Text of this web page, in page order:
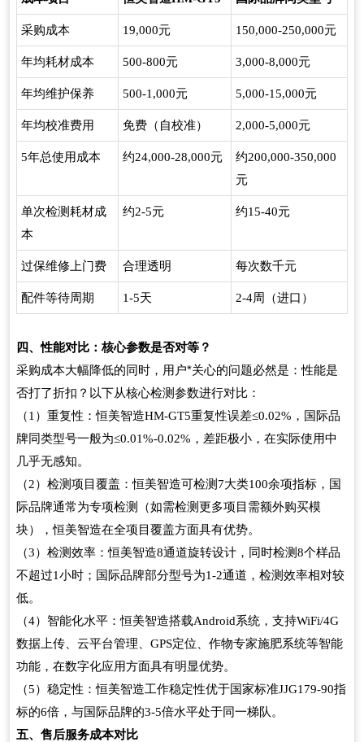
采购成本 19,000元 150,000-250,000元
年均耗材成本 500-800元 3,000-8,000元
年均维护保养 500-1,000元 5,000-15,000元
年均校准费用 免费（自校准） 2,000-5,000元
5年总使用成本 约24,000-28,000元 约200,000-350,000
元
单次检测耗材成
本
约2-5元 约15-40元
过保维修上门费 合理透明 每次数千元
配件等待周期 1-5天 2-4周（进口）
四、性能对比：核心参数是否对等？
采购成本大幅降低的同时，用户*关心的问题必然是：性能是
否打了折扣？以下从核心检测参数进行对比：
（1 ）重复性：恒美智造HM-GT5重复性误差≤0.02% ，国际品
牌同类型号一般为≤0.01%-0.02% ，差距极小，在实际使用中
几乎无感知。
（2）检测项目覆盖：恒美智造可检测 7大类100余项指标，国
际品牌通常为专项检测（如需检测更多项目需额外购买模
块），恒美智造在全项目覆盖方面具有优势。
（3）检测效率：恒美智造8通道旋转设计，同时检测8个样品
不超过1小时；国际品牌部分型号为1-2通道，检测效率相对较
低。
（4）智能化水平：恒美智造搭载Android系统，支持WiFi/4G
数据上传、云平台管理、 GPS定位、作物专家施肥系统等智能
功能，在数字化应用方面具有明显优势。
（5）稳定性：恒美智造工作稳定性优于国家标准JJG179-90指
标的6倍，与国际品牌的3-5倍水平处于同一梯队。
五、售后服务成本对比